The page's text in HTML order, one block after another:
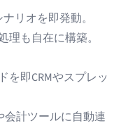
リオを即発動。
も自在に構築。
を即CRMやスプレッ
会計ツールに自動連